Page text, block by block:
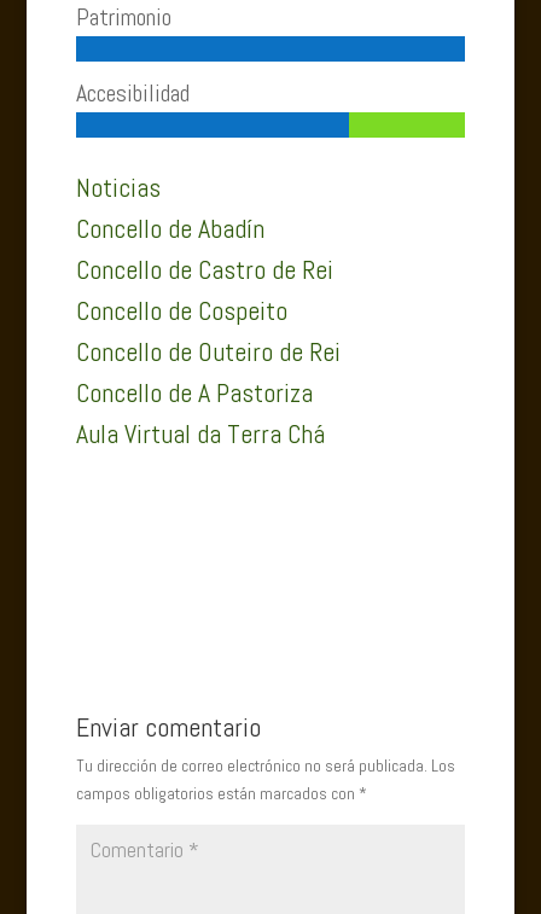
Patrimonio
Accesibilidad
Noticias
Concello de Abadín
Concello de Castro de Rei
Concello de Cospeito
Concello de Outeiro de Rei
Concello de A Pastoriza
Aula Virtual da Terra Chá
Enviar comentario
Tu dirección de correo electrónico no será publicada. Los
campos obligatorios están marcados con *